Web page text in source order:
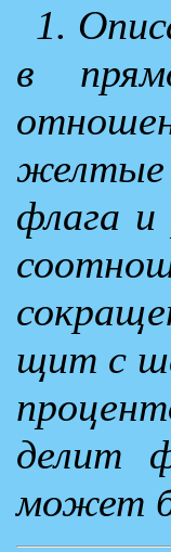
1.
в
желтые
флага
щит с
делит
может